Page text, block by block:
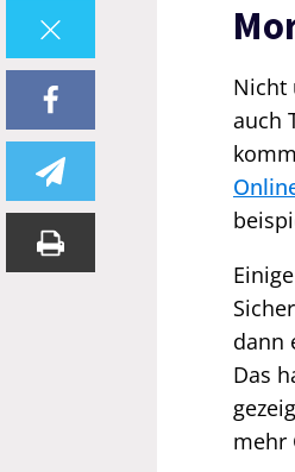
Nicht
auch
dann
Das
mehr